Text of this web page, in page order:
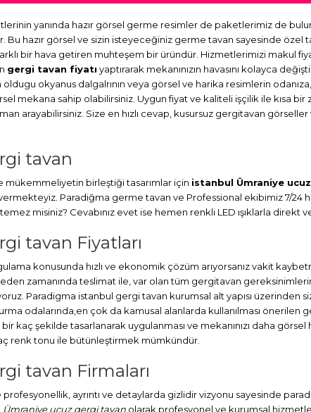
yanında hazır görsel germe resimler de paketlerimiz de
hazır görsel ve sizin isteyeceğiniz germe tavan sayesinde özel
bir hava getiren muhteşem bir üründür. Hizmetlerimizi makul
gergi tavan fiyatı yaptırarak mekanınızın havasını kolayca
oldugu okyanus dalgalrının veya görsel ve harika resimlerin
mekana sahip olabilirsiniz. Uygun fiyat ve kaliteli işçilik ile kısa bir
arayabilirsiniz. Size en hızlı cevap, kusursuz gergitavan görseller
tavan
mükemmeliyetin birleştiği tasarımlar için istanbul Ümraniye
Paradiğma germe tavan ve Professional ekibimiz 7/24
misiniz? Cevabınız evet ise hemen renkli LED ışıklarla direkt
tavan Fiyatları
konusunda hızlı ve ekonomik çözüm arıyorsanız vakit
zamanında teslimat ile, var olan tüm gergitavan
Paradigma istanbul gergi tavan kurumsal alt yapısı üzerinden
odalarında,en çok da kamusal alanlarda kullanılması önerilen
bir kaç şekilde tasarlanarak uygulanması ve mekanınızı daha
renk tonu ile bütünleştirmek mümkündür.
tavan Firmaları
profesyonellik, ayrıntı ve detaylarda gizlidir vizyonu sayesinde
Ümraniye ucuz gergi tavan olarak profesyonel ve kurumsal